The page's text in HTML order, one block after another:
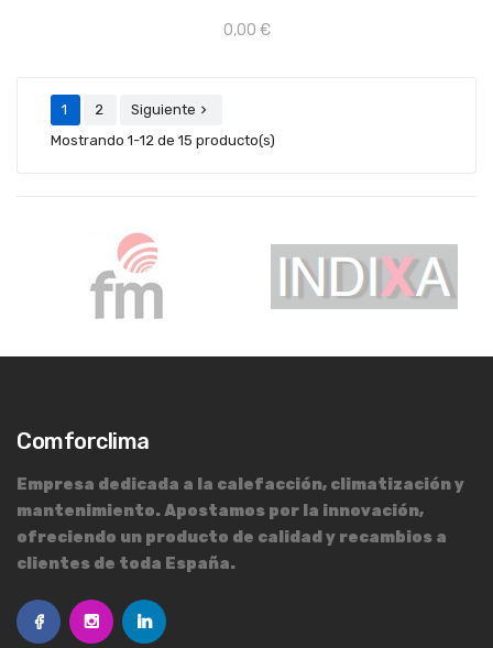
0,00 €
1 2 Siguiente 
Mostrando 1-12 de 15 producto(s)
Comforclima
Empresa dedicada a la calefacción, climatización y
mantenimiento. Apostamos por la innovación,
ofreciendo un producto de calidad y recambios a
clientes de toda España.